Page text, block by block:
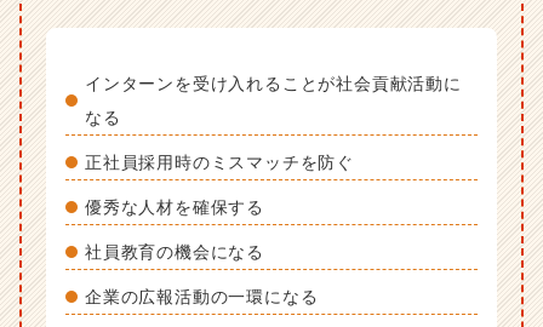
インターンを受け入れることが社会貢献活動に
なる
正社員採用時のミスマッチを防ぐ
優秀な人材を確保する
社員教育の機会になる
企業の広報活動の一環になる